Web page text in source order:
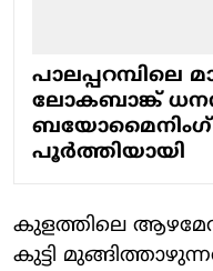
പാലപ്പറമ്പിലെ
ലോകബാങ്ക്
ബയോമൈനിംഗ്
പൂർത്തിയായി
കുളത്തിലെ
കുട്ടി